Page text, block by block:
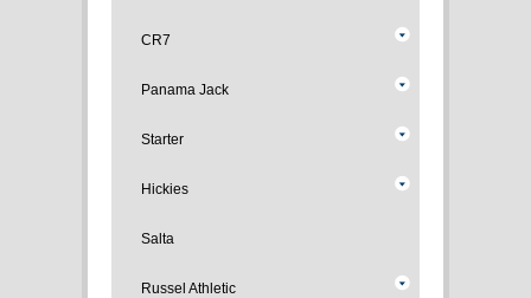
CR7
Panama Jack
Starter
Hickies
Salta
Russel Athletic